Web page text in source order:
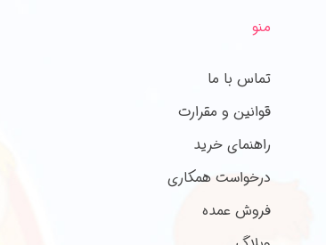
منو
تماس با ما
قوانین و مقرارت
راهنمای خرید
درخواست همکاری
فروش عمده